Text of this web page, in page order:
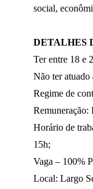
social,
DETALHES
Ter entre 18 e
Não ter
Regime de
Remuneração:
Horário de
15h;
Vaga – 100%
Local: Largo